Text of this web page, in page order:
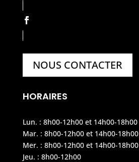
NOUS CONTACTER
HORAIRES
Lun. : 8h00-12h00 et 14h00-18h00
Mar. : 8h00-12h00 et 14h00-18h00
Mer. : 8h00-12h00 et 14h00-18h00
Jeu. : 8h00-12h00